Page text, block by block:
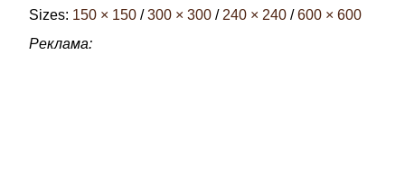
Sizes: 150 × 150 / 300 × 300 / 240 × 240 / 600 × 600
Реклама: